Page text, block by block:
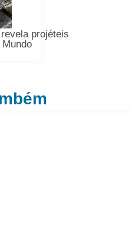
projéteis